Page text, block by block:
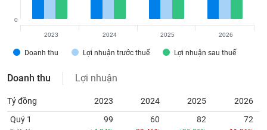
Doanh thu Lợi nhuận trước thuế Lợi nhuận sau thuế
0
2023 2024 2025 2026
Doanh thu Lợi nhuận
Tỷ đồng 2023 2024 2025
2026
Quý 1
99 60 82 72